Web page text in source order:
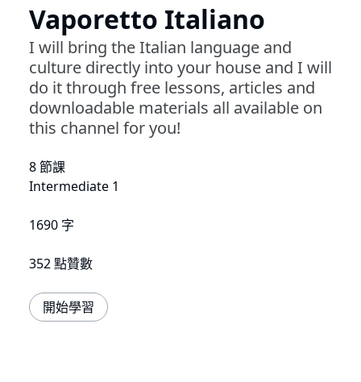
Vaporetto Italiano
I will bring the Italian language and
culture directly into your house and I will
do it through free lessons, articles and
downloadable materials all available on
this channel for you!
8 節課
Intermediate 1
1690 字
352 點贊數
開始學習